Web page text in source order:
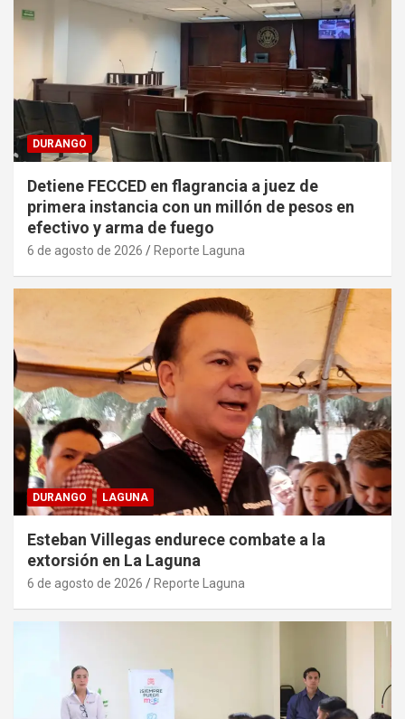
DURANGO
Detiene FECCED en flagrancia a juez de
primera instancia con un millón de pesos en
efectivo y arma de fuego
6 de agosto de 2026 Reporte Laguna
DURANGO LAGUNA
Esteban Villegas endurece combate a la
extorsión en La Laguna
6 de agosto de 2026 Reporte Laguna